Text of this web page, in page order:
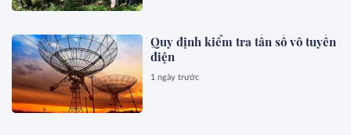
Quy định kiểm tra tần số vô tuyến
điện
1 ngày trước